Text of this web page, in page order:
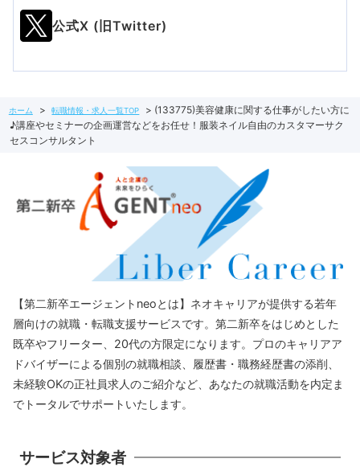
公式X (旧Twitter)
ホーム 転職情報・求人一覧TOP
(133775)美容健康に関する仕事がしたい方に
♪講座やセミナーの企画運営などをお任せ！服装ネイル自由のカスタマーサク
セスコンサルタント
【第二新卒エージェントneoとは】ネオキャリアが提供する若年
層向けの就職・転職支援サービスです。第二新卒をはじめとした
既卒やフリーター、20代の方限定になります。プロのキャリアア
ドバイザーによる個別の就職相談、履歴書・職務経歴書の添削、
未経験OKの正社員求人のご紹介など、あなたの就職活動を内定ま
でトータルでサポートいたします。
サービス対象者